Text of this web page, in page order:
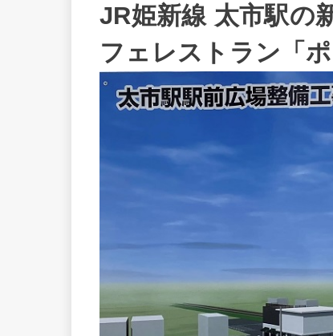
JR姫新線 太市駅の
フェレストラン「